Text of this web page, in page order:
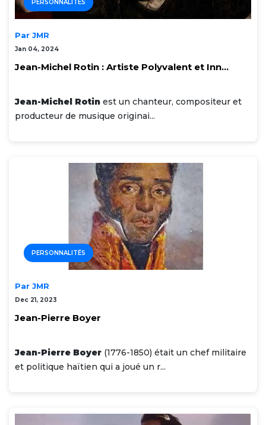
PERSONNALITÉS
Par JMR
Jan 04, 2024
Jean-Michel Rotin : Artiste Polyvalent et Inn...
Jean-Michel Rotin est un chanteur, compositeur et
producteur de musique originai...
PERSONNALITÉS
Par JMR
Dec 21, 2023
Jean-Pierre Boyer
Jean-Pierre Boyer (1776-1850) était un chef militaire
et politique haïtien qui a joué un r...